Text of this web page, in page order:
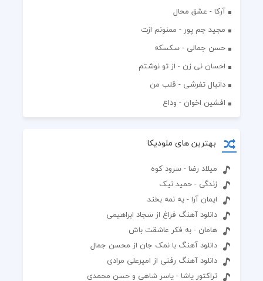
آرکا - عشق محال
مجید جم پور - ممنونم ازت
حسن جمالی - سکسکه
احسان نی زن - از تو نوشتم
دانیال تفرشی - قلب من
افشين اخوان - وداع
بهترین های ملودیکا
میلاد رضا - سرود کوه
زندگی - حمید نیک
ایمان آرا - یه نمه بخند
دانلود آهنگ فراغ از سجاد ابراهیمی
هامان - به فکر عاشقت باش
دانلود آهنگ با نمک جان از محسن جمال
دانلود آهنگ رفتی از امیرعلی مرادی
تراکتور یاشا - یاسر شاهی و حسن محمدی